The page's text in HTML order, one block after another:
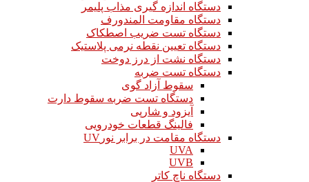
دستگاه اندازه گیری مذاب پلیمر
دستگاه مقاومت المندورف
دستگاه تست ضریب اصطکاک
دستگاه تعیین نقطه نرمی پلاستیک
دستگاه نشت از درز دوخت
دستگاه تست ضربه
سقوط آزاد گوی
دستگاه تست ضربه سقوط دارت
آیزود و شارپی
فالینگ قطعات خودرویی
دستگاه مقامت در برابر نورUV
UVA
UVB
دستگاه ناچ کاتر